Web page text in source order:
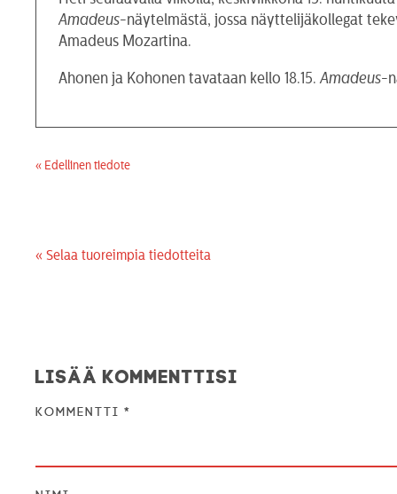
Amadeus-näytelmästä, jossa näyttelijäkollegat
Amadeus Mozartina.
Ahonen ja Kohonen tavataan kello 18.15.Amadeus-
« Edellinen tiedote
« Selaa tuoreimpia tiedotteita
Lisää kommenttisi
Kommentti*